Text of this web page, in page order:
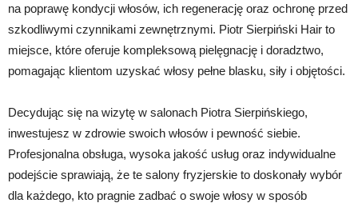
na poprawę kondycji włosów, ich regenerację oraz ochronę przed
szkodliwymi czynnikami zewnętrznymi. Piotr Sierpiński Hair to
miejsce, które oferuje kompleksową pielęgnację i doradztwo,
pomagając klientom uzyskać włosy pełne blasku, siły i objętości.
Decydując się na wizytę w salonach Piotra Sierpińskiego,
inwestujesz w zdrowie swoich włosów i pewność siebie.
Profesjonalna obsługa, wysoka jakość usług oraz indywidualne
podejście sprawiają, że te salony fryzjerskie to doskonały wybór
dla każdego, kto pragnie zadbać o swoje włosy w sposób